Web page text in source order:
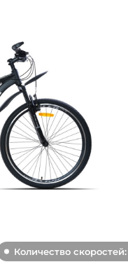
Количество скоростей: